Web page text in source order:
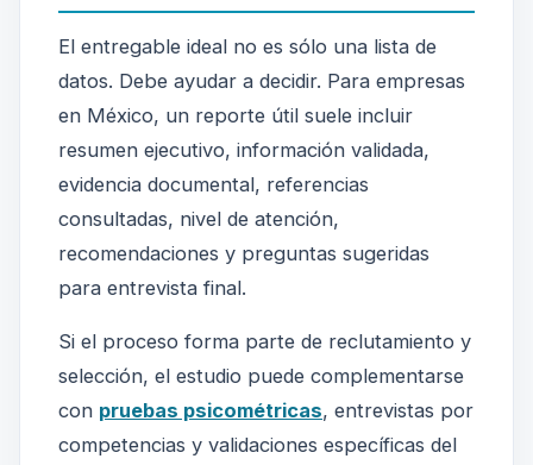
El entregable ideal no es sólo una lista de
datos. Debe ayudar a decidir. Para empresas
en México, un reporte útil suele incluir
resumen ejecutivo, información validada,
evidencia documental, referencias
consultadas, nivel de atención,
recomendaciones y preguntas sugeridas
para entrevista final.
Si el proceso forma parte de reclutamiento y
selección, el estudio puede complementarse
con pruebas psicométricas, entrevistas por
competencias y validaciones específicas del